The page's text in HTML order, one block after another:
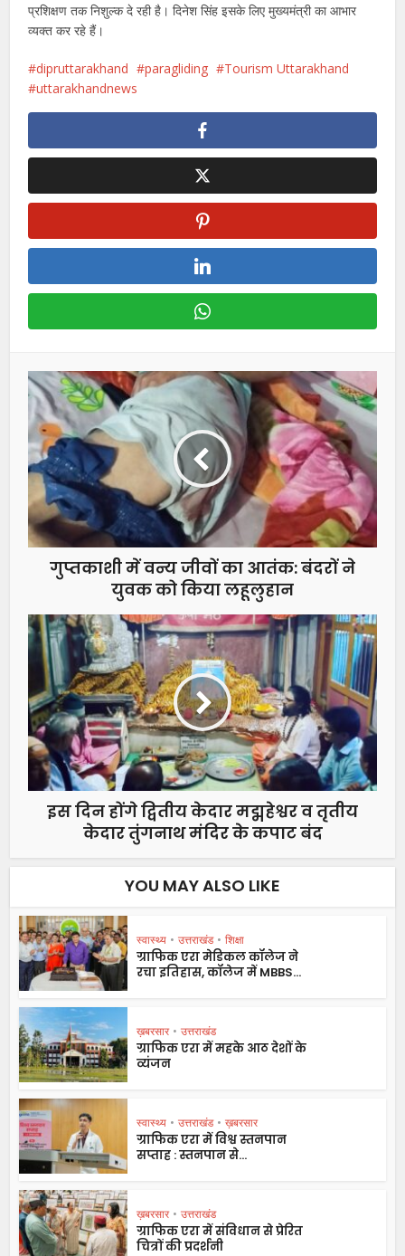
प्रशिक्षण तक निशुल्क दे रही है। दिनेश सिंह इसके लिए मुख्यमंत्री का आभार
व्यक्त कर रहे हैं।
dipruttarakhand paragliding
Tourism Uttarakhand
uttarakhandnews
गुप्तकाशी में वन्य जीवों का आतंक: बंदरों ने
युवक को किया लहूलुहान
इस दिन होंगे द्वितीय केदार मद्महेश्वर व तृतीय
केदार तुंगनाथ मंदिर के कपाट बंद
YOU MAY ALSO LIKE
स्वास्थ्य • उत्तराखंड • शिक्षा
ग्राफिक एरा मेडिकल कॉलेज ने
रचा इतिहास, कॉलेज में MBBS...
ख़बरसार • उत्तराखंड
ग्राफिक एरा में महके आठ देशों के
व्यंजन
स्वास्थ्य • उत्तराखंड • ख़बरसार
ग्राफिक एरा में विश्व स्तनपान
सप्ताह : स्तनपान से...
ख़बरसार • उत्तराखंड
ग्राफिक एरा में संविधान से प्रेरित
चित्रों की प्रदर्शनी